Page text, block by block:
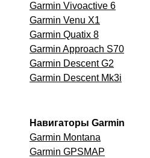
Garmin Vivoactive 6
Garmin Venu X1
Garmin Quatix 8
Garmin Approach S70
Garmin Descent G2
Garmin Descent Mk3i
Навигаторы Garmin
Garmin Montana
Garmin GPSMAP